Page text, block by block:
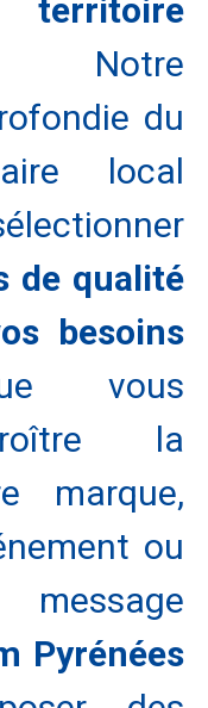
territoire
du
local
de qualité
besoins
vous
la
marque,
ou
Pyrénées